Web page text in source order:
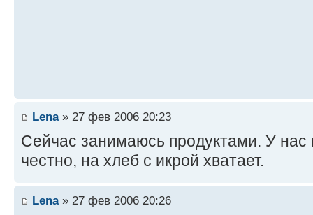
Lena» 27 фев 2006 20:23
Сейчас занимаюсь продуктами. У
честно, на хлеб с икрой хватает.
Lena» 27 фев 2006 20:26